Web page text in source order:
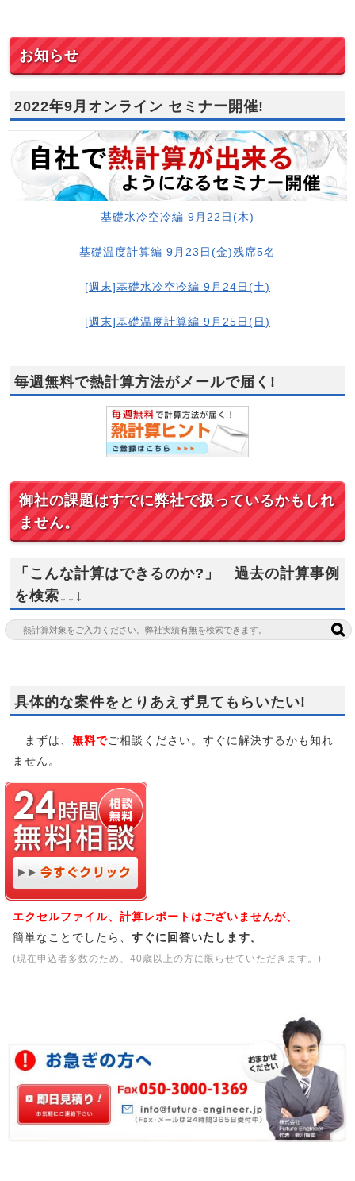
お知らせ
2022年9月オンライン セミナー開催!
基礎水冷空冷編 9月22日(木)
基礎温度計算編 9月23日(金)残席5名
[週末]基礎水冷空冷編 9月24日(土)
[週末]基礎温度計算編 9月25日(日)
毎週無料で熱計算方法がメールで届く!
御社の課題はすでに弊社で扱っているかもしれ
ません。
「こんな計算はできるのか?」 過去の計算事例
を検索↓↓↓
具体的な案件をとりあえず見てもらいたい!
まずは、 無料でご相談ください。すぐに解決するかも知れ
ません。
エクセルファイル、計算レポートはございませんが、
簡単なことでしたら、 すぐに回答いたします。
(現在申込者多数のため、40歳以上の方に限らせていただきます。)